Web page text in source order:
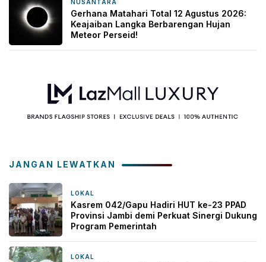
NUSANTARA
Gerhana Matahari Total 12 Agustus 2026:
Keajaiban Langka Berbarengan Hujan
Meteor Perseid!
JANGAN LEWATKAN
LOKAL
Kasrem 042/Gapu Hadiri HUT ke-23 PPAD
Provinsi Jambi demi Perkuat Sinergi Dukung
Program Pemerintah
LOKAL